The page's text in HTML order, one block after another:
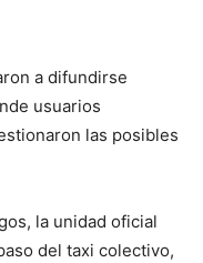
a difundirse
usuarios
las posibles
la unidad oficial
del taxi colectivo,